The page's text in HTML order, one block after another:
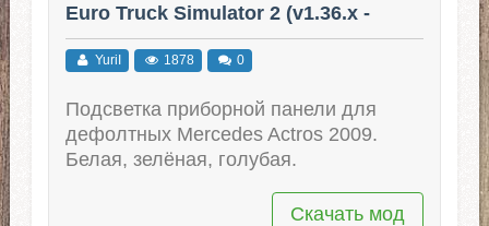
Euro Truck Simulator 2 (v1.36.x -
1.41.x)
YuriI 1878 0
Подсветка приборной панели для
дефолтных Mercedes Actros 2009.
Белая, зелёная, голубая.
Скачать мод